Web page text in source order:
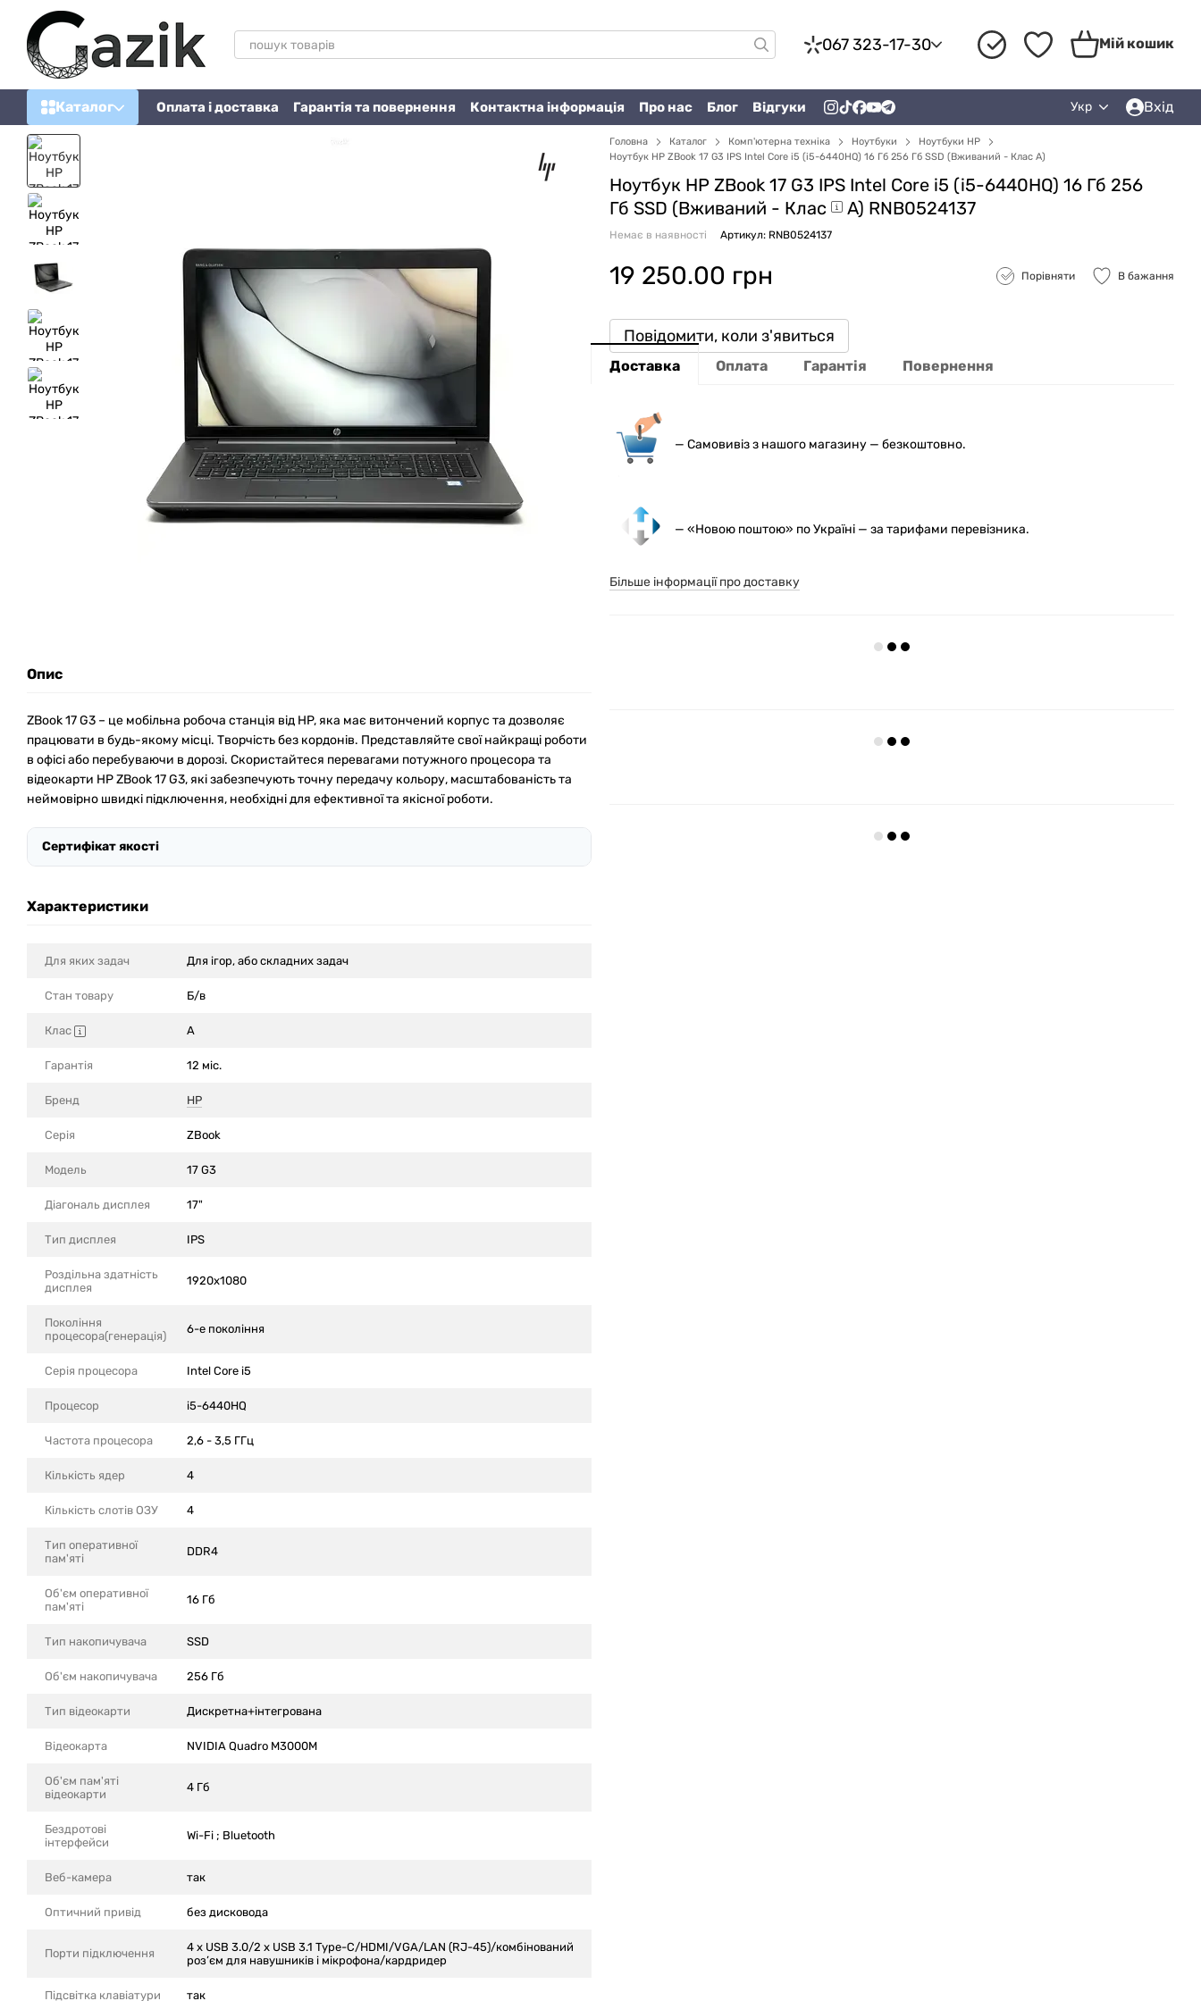
Перейти до основного контенту
067 323-17-30 Мій кошик
Каталог Оплата і доставка Гарантія та повернення Контактна інформація Про нас Блог Відгуки Укр Вхід
Опис
ZBook 17 G3 – це мобільна робоча станція від HP, яка має витончений корпус та дозволяє
працювати в будь-якому місці. Творчість без кордонів. Представляйте свої найкращі роботи
в офісі або перебуваючи в дорозі. Скористайтеся перевагами потужного процесора та
відеокарти HP ZBook 17 G3, які забезпечують точну передачу кольору, масштабованість та
неймовірно швидкі підключення, необхідні для ефективної та якісної роботи.
Сертифікат якості
Характеристики
Для яких задач Для ігор, або складних задач
Стан товару Б/в
Клас A
Гарантія 12 міс.
Бренд HP
Серія ZBook
Модель 17 G3
Діагональ дисплея 17"
Тип дисплея IPS
Роздільна здатність
дисплея
1920x1080
Покоління
процесора(генерація)
6-е покоління
Серія процесора Intel Core i5
Процесор i5-6440HQ
Частота процесора 2,6 - 3,5 ГГц
Кількість ядер 4
Кількість слотів ОЗУ 4
Тип оперативної
пам'яті
DDR4
Об'єм оперативної
пам'яті
16 Гб
Тип накопичувача SSD
Об'єм накопичувача 256 Гб
Тип відеокарти Дискретна+інтегрована
Відеокарта NVIDIA Quadro M3000M
Об'єм пам'яті
відеокарти
4 Гб
Бездротові
інтерфейси
Wi-Fi ; Bluetooth
Веб-камера так
Оптичний привід без дисковода
Порти підключення
4 x USB 3.0/2 x USB 3.1 Type-C/HDMI/VGA/LAN (RJ-45)/комбінований
роз’єм для навушників і мікрофона/кардридер
Підсвітка клавіатури так
Головна Каталог Комп'ютерна техніка Ноутбуки
Ноутбуки HP
Ноутбук HP ZBook 17 G3 IPS Intel Core i5 (i5-6440HQ) 16 Гб 256 Гб SSD (Вживаний - Клас A)
Ноутбук HP ZBook 17 G3 IPS Intel Core i5 (i5-6440HQ) 16 Гб 256
Гб SSD (Вживаний - Клас A) RNB0524137
Немає в наявності Артикул: RNB0524137
19 250.00 грн Порівняти В бажання
Повідомити, коли з'явиться
Доставка Оплата Гарантія Повернення
— Самовивіз з нашого магазину — безкоштовно.
— «Новою поштою» по Україні — за тарифами перевізника.
Більше інформації про доставку